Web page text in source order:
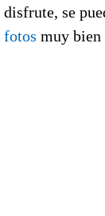
disfrute, se
fotos muy bien